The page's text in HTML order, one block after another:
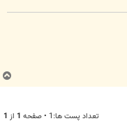
تعداد پست ها:1 • صفحه 1 از 1